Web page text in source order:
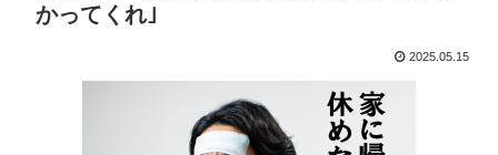
かってくれ｣
2025.05.15